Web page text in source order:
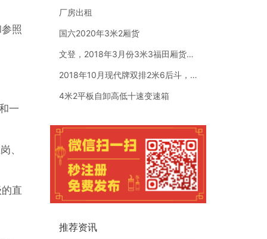
照
一
、
直
厂房出租
国六2020年3米2厢货
文登，2018年3月份3米3福田厢货。国五全柴汽油1.5排量
2018年10月现代牌双排2米6后斗，个人一手车，车是现代牌
4米2平板自卸高低十速变速箱
推荐资讯